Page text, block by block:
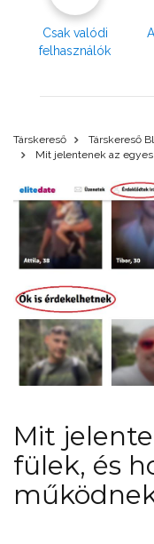
Csak valódi
felhasználók
Társkereső Társkereső
Mit jelentenek az
Mit
fülek, és